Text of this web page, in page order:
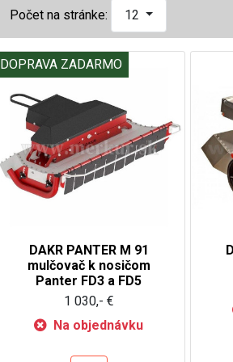
Počet na stránke: 12
DOPRAVA ZADARMO
DAKR PANTER M 91
mulčovač k nosičom
Panter FD3 a FD5
1 030,- €
Na objednávku